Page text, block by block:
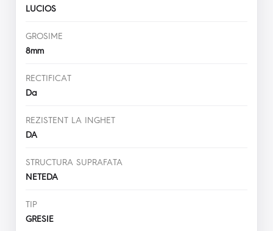
LUCIOS
GROSIME
8mm
RECTIFICAT
Da
REZISTENT LA INGHET
DA
STRUCTURA SUPRAFATA
NETEDA
TIP
GRESIE